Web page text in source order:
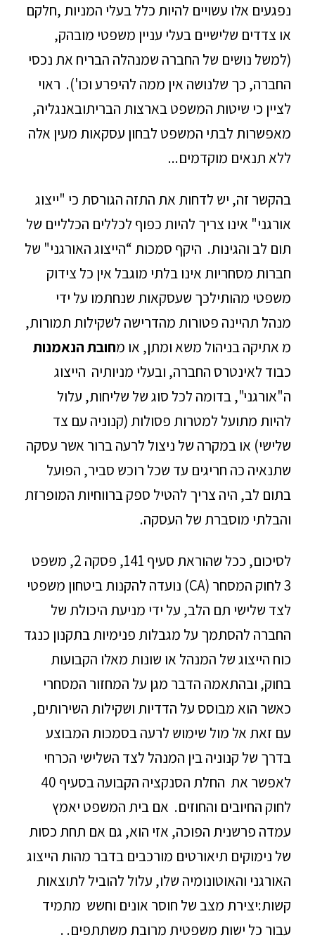
נפגעים אלו עשויים להיות כלל בעלי המניות ,חלקם
או צדדים שלישיים בעלי עניין משפטי מובהק,
(למשל נושים של החברה שמנהלה הבריח את נכסי
החברה, כך שלנושה אין ממה להיפרע וכו'). ראוי
לציין כי שיטות המשפט בארצות הבריתובאנגליה,
מאפשרות לבתי המשפט לבחון עסקאות מעין אלה
ללא תנאים מוקדמים...
בהקשר זה, יש לדחות את התזה הגורסת כי "ייצוג
אורגני" אינו צריך להיות כפוף לכללים הכלליים של
תום לב והגינות. היקף סמכות “הייצוג האורגני" של
חברות מסחריות אינו בלתי מוגבל אין כל צידוק
משפטי מהותילכך שעסקאות שנחתמו על ידי
מנהל תהיינה פטורות מהדרישה לשקילות תמורות,
מ אתיקה בניהול משא ומתן, או מחובת הנאמנות
כבוד לאינטרס החברה, ובעלי מניותיה הייצוג
ה"אורגני", בדומה לכל סוג של שליחות, עלול
להיות מתועל למטרות פסולות (קנוניה עם צד
שלישי) או במקרה של ניצול לרעה ברור אשר עסקה
שתנאיה כה חריגים עד שכל רוכש סביר, הפועל
בתום לב, היה צריך להטיל ספק ברווחיות המופרזת
והבלתי מוסברת של העסקה.
לסיכום, ככל שהוראת סעיף 141, פסקה 2, משפט
3 לחוק המסחר (CA) נועדה להקנות ביטחון משפטי
לצד שלישי תם הלב, על ידי מניעת היכולת של
החברה להסתמך על מגבלות פנימיות בתקנון כנגד
כוח הייצוג של המנהל או שונות מאלו הקבועות
בחוק, ובהתאמה הדבר מגן על המחזור המסחרי
כאשר הוא מבוסס על הדדיות ושקילות השירותים,
עם זאת אל מול שימוש לרעה בסמכות המבוצע
בדרך של קנוניה בין המנהל לצד השלישי הכרחי
לאפשר את החלת הסנקציה הקבועה בסעיף 40
לחוק החיובים והחוזים. אם בית המשפט יאמץ
עמדה פרשנית הפוכה, אזי הוא, גם אם תחת כסות
של נימוקים תיאורטים מורכבים בדבר מהות הייצוג
האורגני והאוטונומיה שלו, עלול להוביל לתוצאות
קשות:יצירת מצב של חוסר אונים וחשש מתמיד
עבור כל ישות משפטית מרובת משתתפים. .